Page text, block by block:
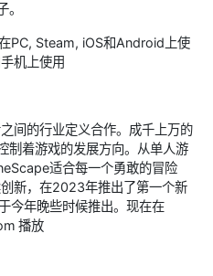
PC, Steam, iOS和Android上使
机上使用
间的行业定义合作。成千上万的
制着游戏的发展方向。从单人游
适合每一个勇敢的冒险
新，在2023年推出了第一个新
今年晚些时候推出。现在在
播放